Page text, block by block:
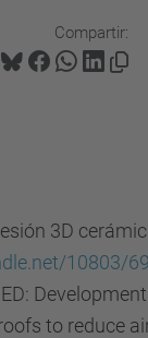
Compartir:
3D
10803/
to reduce